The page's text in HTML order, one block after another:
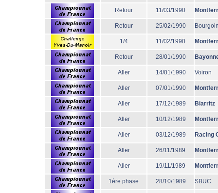
Retour 11/03/1990
Retour 25/02/1990
1/4 11/02/1990
Retour 28/01/1990
Aller 14/01/1990 Voiron
Aller 07/01/1990
Aller 17/12/1989 Biarritz
Aller 10/12/1989
Aller 03/12/1989 Racing
Aller 26/11/1989
Aller 19/11/1989
1ère phase 28/10/1989 SBUC